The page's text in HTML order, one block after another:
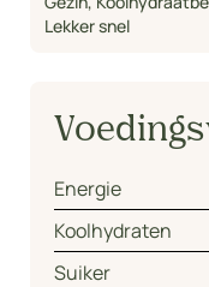
Lekker snel
Energie
Koolhydraten
Suiker